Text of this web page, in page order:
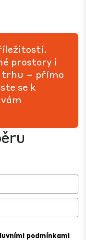
podmínkami
prostory i
– přímo
se k